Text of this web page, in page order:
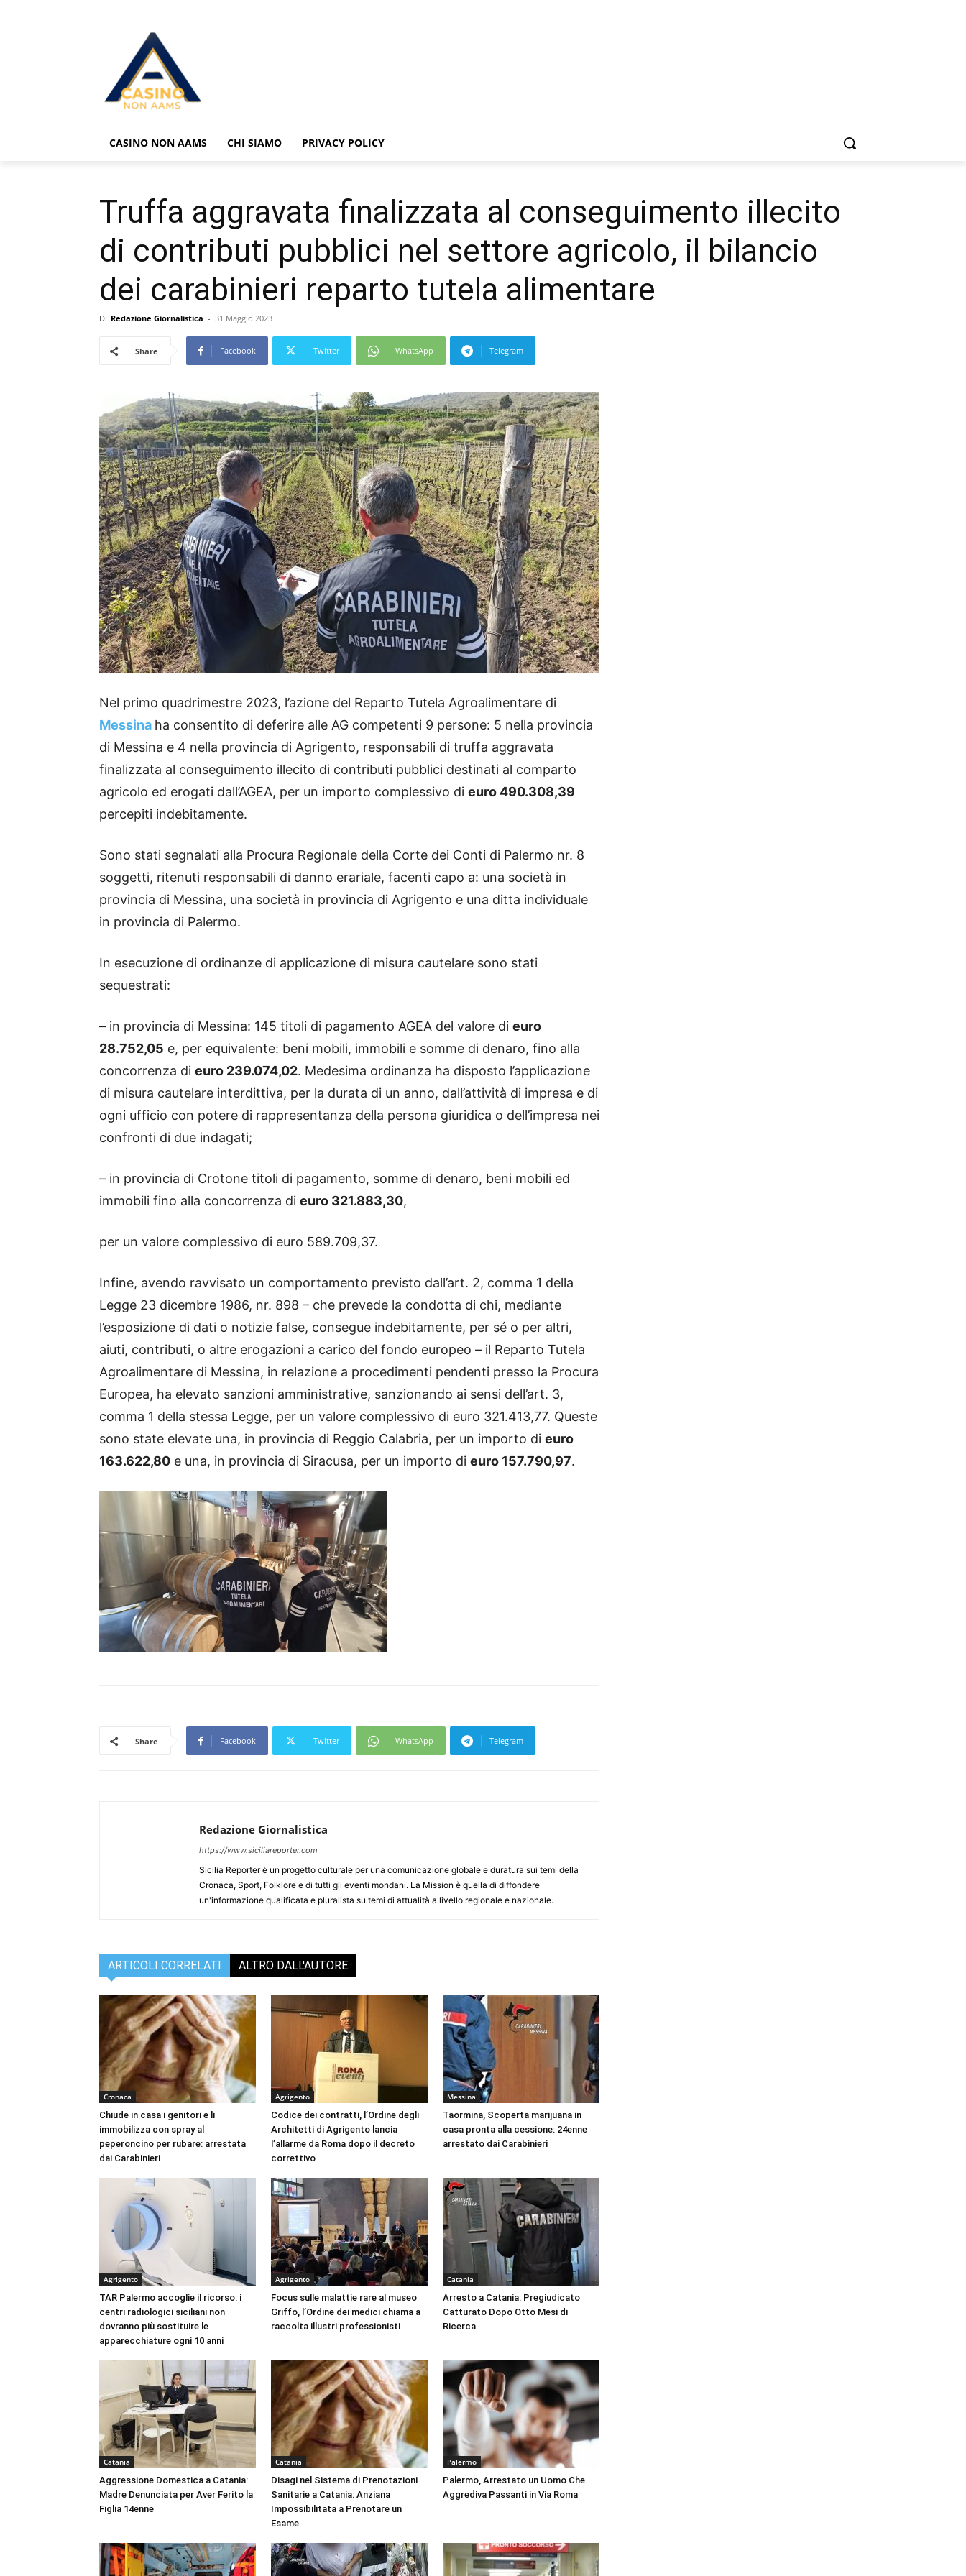
CASINO NON AAMS CHI SIAMO PRIVACY POLICY
Truffa aggravata finalizzata al conseguimento illecito
di contributi pubblici nel settore agricolo, il bilancio
dei carabinieri reparto tutela alimentare
Di Redazione Giornalistica - 31 Maggio 2023
Share Facebook Twitter WhatsApp Telegram
Nel primo quadrimestre 2023, l’azione del Reparto Tutela Agroalimentare di
Messina ha consentito di deferire alle AG competenti 9 persone: 5 nella provincia
di Messina e 4 nella provincia di Agrigento, responsabili di truffa aggravata
finalizzata al conseguimento illecito di contributi pubblici destinati al comparto
agricolo ed erogati dall’AGEA, per un importo complessivo di euro 490.308,39
percepiti indebitamente.
Sono stati segnalati alla Procura Regionale della Corte dei Conti di Palermo nr. 8
soggetti, ritenuti responsabili di danno erariale, facenti capo a: una società in
provincia di Messina, una società in provincia di Agrigento e una ditta individuale
in provincia di Palermo.
In esecuzione di ordinanze di applicazione di misura cautelare sono stati
sequestrati:
– in provincia di Messina: 145 titoli di pagamento AGEA del valore di euro
28.752,05 e, per equivalente: beni mobili, immobili e somme di denaro, fino alla
concorrenza di euro 239.074,02. Medesima ordinanza ha disposto l’applicazione
di misura cautelare interdittiva, per la durata di un anno, dall’attività di impresa e di
ogni ufficio con potere di rappresentanza della persona giuridica o dell’impresa nei
confronti di due indagati;
– in provincia di Crotone titoli di pagamento, somme di denaro, beni mobili ed
immobili fino alla concorrenza di euro 321.883,30,
per un valore complessivo di euro 589.709,37.
Infine, avendo ravvisato un comportamento previsto dall’art. 2, comma 1 della
Legge 23 dicembre 1986, nr. 898 – che prevede la condotta di chi, mediante
l’esposizione di dati o notizie false, consegue indebitamente, per sé o per altri,
aiuti, contributi, o altre erogazioni a carico del fondo europeo – il Reparto Tutela
Agroalimentare di Messina, in relazione a procedimenti pendenti presso la Procura
Europea, ha elevato sanzioni amministrative, sanzionando ai sensi dell’art. 3,
comma 1 della stessa Legge, per un valore complessivo di euro 321.413,77. Queste
sono state elevate una, in provincia di Reggio Calabria, per un importo di euro
163.622,80 e una, in provincia di Siracusa, per un importo di euro 157.790,97.
Share Facebook Twitter WhatsApp Telegram
Redazione Giornalistica
https://www.siciliareporter.com
Sicilia Reporter è un progetto culturale per una comunicazione globale e duratura sui temi della
Cronaca, Sport, Folklore e di tutti gli eventi mondani. La Mission è quella di diffondere
un'informazione qualificata e pluralista su temi di attualità a livello regionale e nazionale.
ARTICOLI CORRELATI ALTRO DALL'AUTORE
Cronaca
Chiude in casa i genitori e li
immobilizza con spray al
peperoncino per rubare: arrestata
dai Carabinieri
Agrigento
Codice dei contratti, l’Ordine degli
Architetti di Agrigento lancia
l’allarme da Roma dopo il decreto
correttivo
Messina
Taormina, Scoperta marijuana in
casa pronta alla cessione: 24enne
arrestato dai Carabinieri
Agrigento
TAR Palermo accoglie il ricorso: i
centri radiologici siciliani non
dovranno più sostituire le
apparecchiature ogni 10 anni
Agrigento
Focus sulle malattie rare al museo
Griffo, l’Ordine dei medici chiama a
raccolta illustri professionisti
Catania
Arresto a Catania: Pregiudicato
Catturato Dopo Otto Mesi di
Ricerca
Catania
Aggressione Domestica a Catania:
Madre Denunciata per Aver Ferito la
Figlia 14enne
Catania
Disagi nel Sistema di Prenotazioni
Sanitarie a Catania: Anziana
Impossibilitata a Prenotare un
Esame
Palermo
Palermo, Arrestato un Uomo Che
Aggrediva Passanti in Via Roma